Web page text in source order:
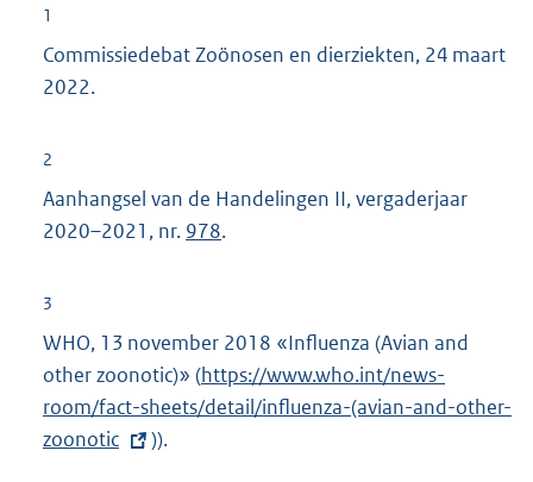
1
Commissiedebat Zoönosen en dierziekten, 24 maart
2022.
2
Aanhangsel van de Handelingen II, vergaderjaar
2020–2021, nr. 978.
3
WHO, 13 november 2018 «Influenza (Avian and
other zoonotic)» (E
x
https://www.who.int/news-
room/fact-sheets/detail/influenza-(avian-and-other-
zoonotic
)).